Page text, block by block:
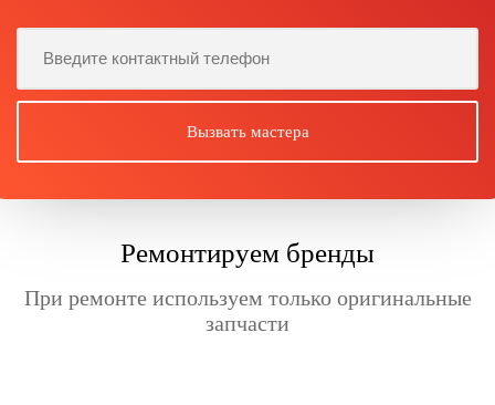
Ремонтируем бренды
При ремонте используем только оригинальные
запчасти